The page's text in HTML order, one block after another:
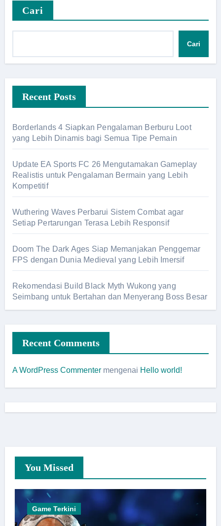
Cari
Cari
Recent Posts
Borderlands 4 Siapkan Pengalaman Berburu Loot
yang Lebih Dinamis bagi Semua Tipe Pemain
Update EA Sports FC 26 Mengutamakan Gameplay
Realistis untuk Pengalaman Bermain yang Lebih
Kompetitif
Wuthering Waves Perbarui Sistem Combat agar
Setiap Pertarungan Terasa Lebih Responsif
Doom The Dark Ages Siap Memanjakan Penggemar
FPS dengan Dunia Medieval yang Lebih Imersif
Rekomendasi Build Black Myth Wukong yang
Seimbang untuk Bertahan dan Menyerang Boss Besar
Recent Comments
A WordPress Commentermengenai Hello world!
You Missed
Game Terkini